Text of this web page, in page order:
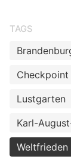
TAGS
Checkpoint
Lustgarten
Karl-
Weltfrieden